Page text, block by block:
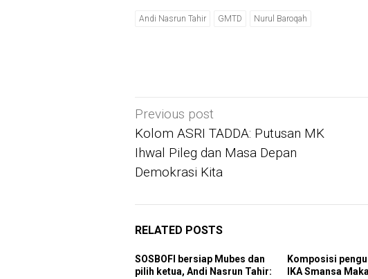
Andi Nasrun Tahir GMTD Nurul Baroqah
Post
navigation
Previous post
Kolom ASRI TADDA: Putusan MK
Ihwal Pileg dan Masa Depan
Demokrasi Kita
RELATED POSTS
SOSBOFI bersiap Mubes dan
pilih ketua, Andi Nasrun Tahir:
Komposisi
IKA Smansa